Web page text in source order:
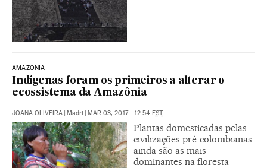
AMAZONIA
Indígenas foram os primeiros a alterar o
ecossistema da Amazônia
JOANA OLIVEIRA | Madri | MAR 03, 2017 - 12:54 EST
Plantas domesticadas pelas
civilizações pré-colombianas
ainda são as mais
dominantes na floresta